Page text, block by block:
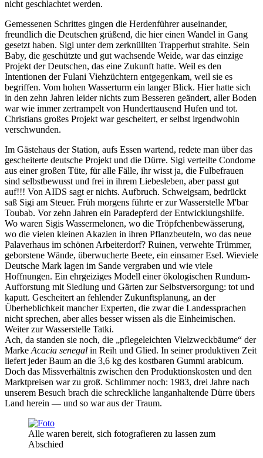
nicht geschlachtet werden.
Gemessenen Schrittes gingen die Herdenführer auseinander,
freundlich die Deutschen grüßend, die hier einen Wandel in Gang
gesetzt haben. Sigi unter dem zerknüllten Trapperhut strahlte. Sein
Baby, die geschützte und gut wachsende Weide, war das einzige
Projekt der Deutschen, das eine Zukunft hatte. Weil es den
Intentionen der Fulani Viehzüchtern entgegenkam, weil sie es
begriffen. Vom hohen Wasserturm ein langer Blick. Hier hatte sich
in den zehn Jahren leider nichts zum Besseren geändert, aller Boden
war wie immer zertrampelt von Hunderttausend Hufen und tot.
Christians großes Projekt war gescheitert, er selbst irgendwohin
verschwunden.
Im Gästehaus der Station, aufs Essen wartend, redete man über das
gescheiterte deutsche Projekt und die Dürre. Sigi verteilte Condome
aus einer großen Tüte, für alle Fälle, ihr wisst ja, die Fulbefrauen
sind selbstbewusst und frei in ihrem Liebesleben, aber passt gut
auf!!! Von AIDS sagt er nichts. Aufbruch. Schweigsam, bedrückt
saß Sigi am Steuer. Früh morgens führte er zur Wasserstelle M'bar
Toubab. Vor zehn Jahren ein Paradepferd der Entwicklungshilfe.
Wo waren Sigis Wassermelonen, wo die Tröpfchenbewässerung,
wo die vielen kleinen Akazien in ihren Pflanzbeuteln, wo das neue
Palaverhaus im schönen Arbeiterdorf? Ruinen, verwehte Trümmer,
geborstene Wände, überwucherte Beete, ein einsamer Esel. Wieviele
Deutsche Mark lagen im Sande vergraben und wie viele
Hoffnungen. Ein ehrgeiziges Modell einer ökologischen Rundum-
Aufforstung mit Siedlung und Gärten zur Selbstversorgung: tot und
kaputt. Gescheitert an fehlender Zukunftsplanung, an der
Überheblichkeit mancher Experten, die zwar die Landessprachen
nicht sprechen, aber alles besser wissen als die Einheimischen.
Weiter zur Wasserstelle Tatki.
Ach, da standen sie noch, die
pflegeleichten Vielzweckbäume
der
Marke Acacia senegal in Reih und Glied. In seiner produktiven Zeit
liefert jeder Baum an die 3,6 kg des kostbaren Gummi arabicum.
Doch das Missverhältnis zwischen den Produktionskosten und den
Marktpreisen war zu groß. Schlimmer noch: 1983, drei Jahre nach
unserem Besuch brach die schreckliche langanhaltende Dürre übers
Land herein — und so war aus der Traum.
Alle waren bereit, sich fotografieren zu lassen zum
Abschied